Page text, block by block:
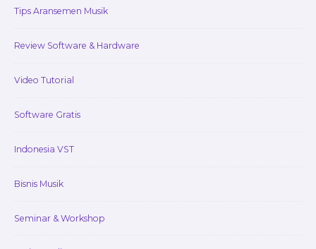
Tips Aransemen Musik
Review Software & Hardware
Video Tutorial
Software Gratis
Indonesia VST
Bisnis Musik
Seminar & Workshop